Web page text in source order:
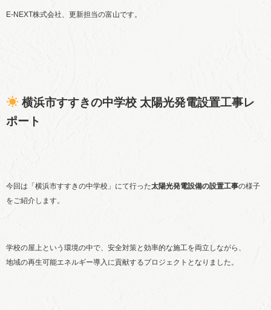
E-NEXT株式会社、更新担当の富山です。
横浜市すすきの中学校 太陽光発電設置工事レ
ポート
今回は「横浜市すすきの中学校」にて行った太陽光発電設備の設置工事の様子
をご紹介します。
学校の屋上という環境の中で、安全対策と効率的な施工を両立しながら、
地域の再生可能エネルギー導入に貢献するプロジェクトとなりました。